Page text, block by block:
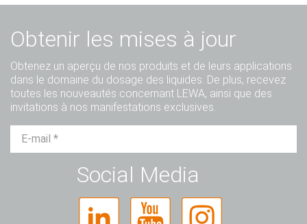
Obtenir les mises à jour
Obtenez un aperçu de nos produits et de leurs applications
dans le domaine du dosage des liquides. De plus, recevez
toutes les nouveautés concernant LEWA, ainsi que des
invitations à nos manifestations exclusives.
Mme Divers
Social Media